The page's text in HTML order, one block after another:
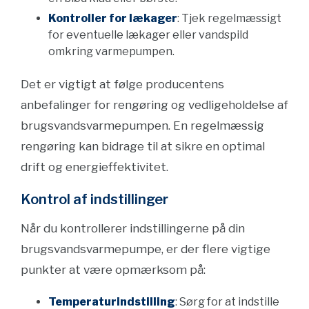
Kontroller for lækager: Tjek regelmæssigt
for eventuelle lækager eller vandspild
omkring varmepumpen.
Det er vigtigt at følge producentens
anbefalinger for rengøring og vedligeholdelse af
brugsvandsvarmepumpen. En regelmæssig
rengøring kan bidrage til at sikre en optimal
drift og energieffektivitet.
Kontrol af indstillinger
Når du kontrollerer indstillingerne på din
brugsvandsvarmepumpe, er der flere vigtige
punkter at være opmærksom på:
Temperaturindstilling: Sørg for at indstille